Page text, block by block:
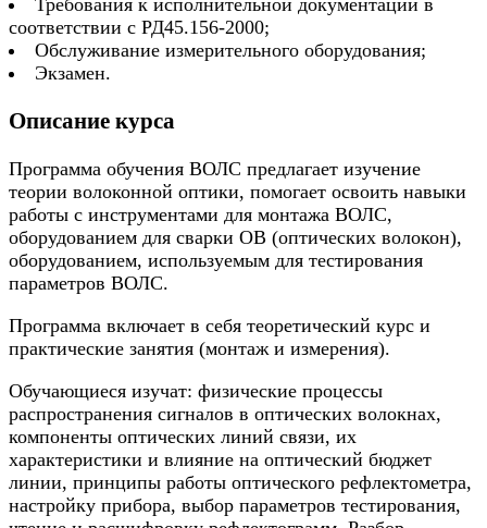
Требования к исполнительной документации в
соответствии с РД45.156-2000;
Обслуживание измерительного оборудования;
Экзамен.
Описание курса
Программа обучения ВОЛС предлагает изучение
теории волоконной оптики, помогает освоить навыки
работы с инструментами для монтажа ВОЛС,
оборудованием для сварки ОВ (оптических волокон),
оборудованием, используемым для тестирования
параметров ВОЛС.
Программа включает в себя теоретический курс и
практические занятия (монтаж и измерения).
Обучающиеся изучат: физические процессы
распространения сигналов в оптических волокнах,
компоненты оптических линий связи, их
характеристики и влияние на оптический бюджет
линии, принципы работы оптического рефлектометра,
настройку прибора, выбор параметров тестирования,